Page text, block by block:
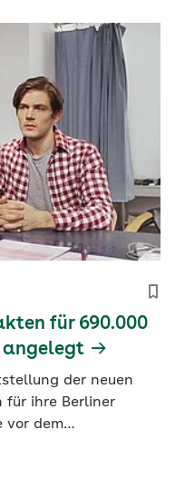
für 690.000
angelegt
der neuen
für ihre Berliner
vor dem
der